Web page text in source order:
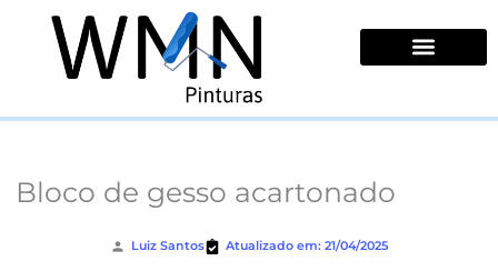
conteúdo
Bloco de gesso acartonado
Luiz Santos Atualizado em: 21/04/2025